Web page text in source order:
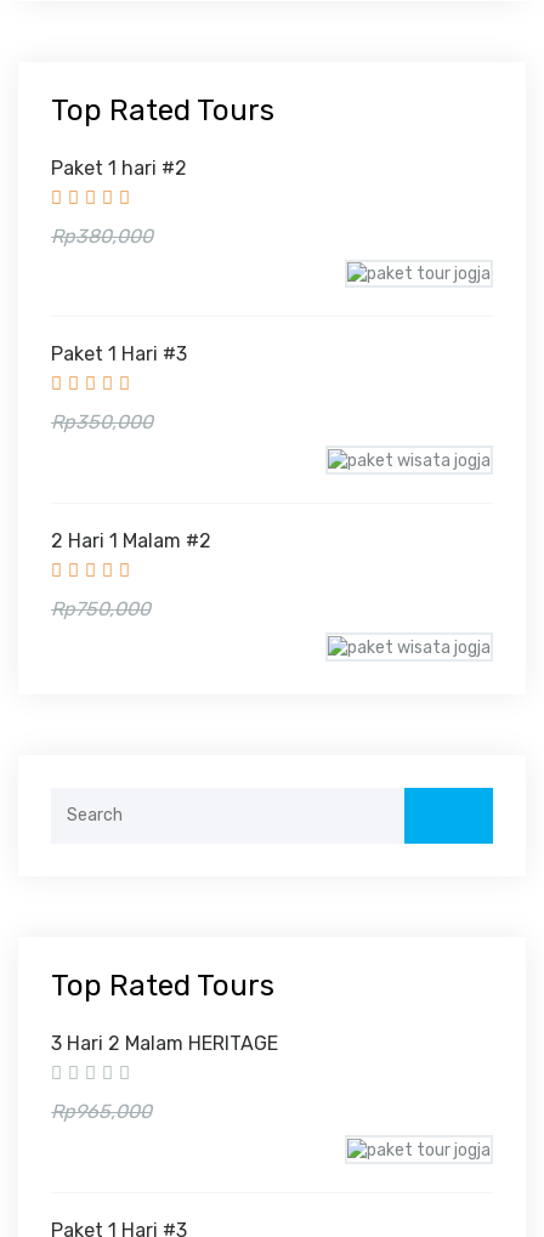
Top Rated Tours
Paket 1 hari #2
Rp380,000
Paket 1 Hari #3
Rp350,000
2 Hari 1 Malam #2
Rp750,000
Top Rated Tours
3 Hari 2 Malam HERITAGE
Rp965,000
Paket 1 Hari #3